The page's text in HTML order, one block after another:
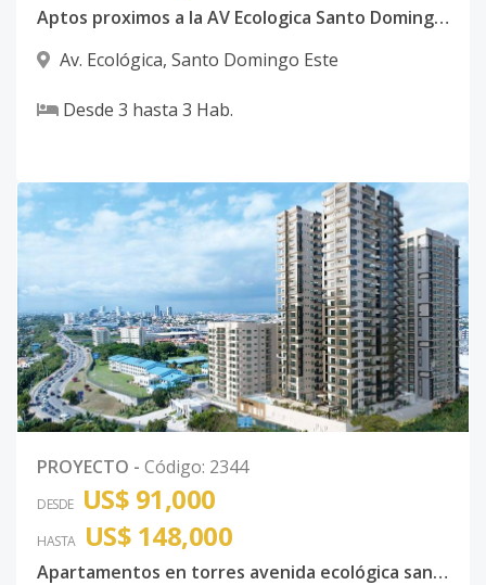
Aptos proximos a la AV Ecologica Santo Domingo Este
Av. Ecológica, Santo Domingo Este
Desde 3 hasta 3 Hab.
PROYECTO - Código: 2344
DESDE US$ 91,000
HASTA US$ 148,000
Apartamentos en torres avenida ecológica santo domingo este